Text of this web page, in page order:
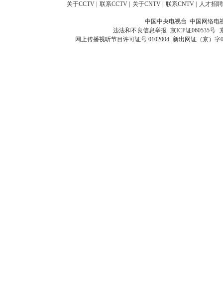
关于CCTV 联系CCTV 关于CNTV 联系CNTV 人才招聘
中国中央电视台 中国网络电
违法和不良信息举报 京ICP证060535号
网上传播视听节目许可证号 0102004 新出网证（京）